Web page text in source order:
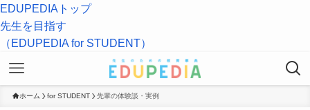
EDUPEDIAトップ
先生を目指す
（EDUPEDIA for STUDENT）
ホーム for STUDENT 先輩の体験談・実例